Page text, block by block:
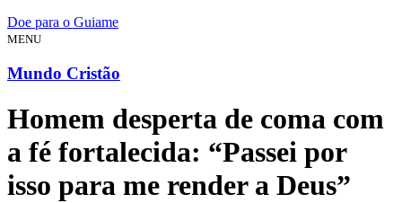
Doe para o Guiame
MENU
Mundo Cristão
Homem desperta de coma com
a fé fortalecida: “Passei por
isso para me render a Deus”